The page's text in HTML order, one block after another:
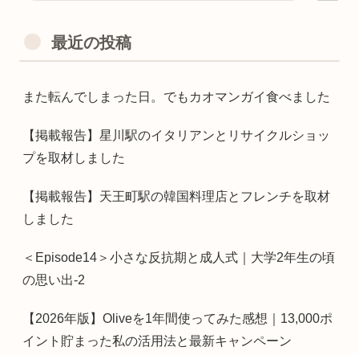
最近の投稿
また転んでしまった日。でもカオマンガイ食べました
【掲載報告】星川駅のイタリアンとリサイクルショッ
プを取材しました
【掲載報告】天王町駅の韓国料理店とフレンチを取材
しました
＜Episode14＞小さな反抗期と成人式｜大学2年生の頃
の思い出-2
【2026年版】Oliveを1年間使ってみた感想｜13,000ポ
イント貯まった私の活用法と最新キャンペーン